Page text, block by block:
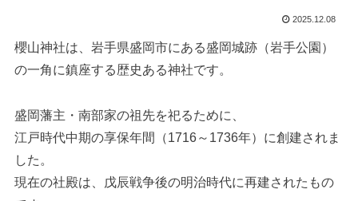
2025.12.08
櫻山神社は、岩手県盛岡市にある盛岡城跡（岩手公園）
の一角に鎮座する歴史ある神社です。
盛岡藩主・南部家の祖先を祀るために、
江戸時代中期の享保年間（1716～1736年）に創建されま
した。
現在の社殿は、戊辰戦争後の明治時代に再建されたもの